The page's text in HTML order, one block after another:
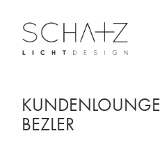
BEZLER